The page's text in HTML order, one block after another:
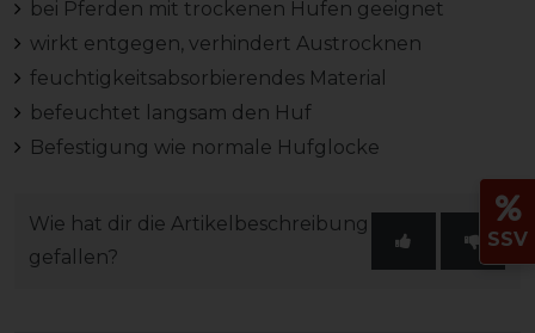
bei Pferden mit trockenen Hufen geeignet
wirkt entgegen, verhindert Austrocknen
feuchtigkeitsabsorbierendes Material
befeuchtet langsam den Huf
Befestigung wie normale Hufglocke
Wie hat dir die Artikelbeschreibung
gefallen?
SSV